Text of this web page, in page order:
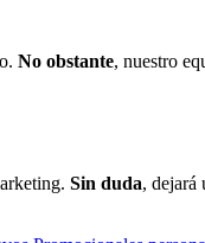
No obstante, nuestro
Sin duda, dejará